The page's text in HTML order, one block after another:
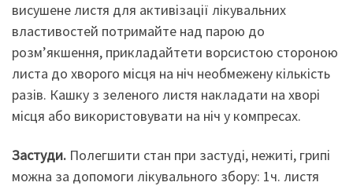
висушене листя для активізації лікувальних
властивостей потримайте над парою до
розм’якшення, прикладайтети ворсистою стороною
листа до хворого місця на ніч необмежену кількість
разів. Кашку з зеленого листя накладати на хворі
місця або використовувати на ніч у компресах.
Застуди. Полегшити стан при застуді, нежиті, грипі
можна за допомоги лікувального збору: 1ч. листя